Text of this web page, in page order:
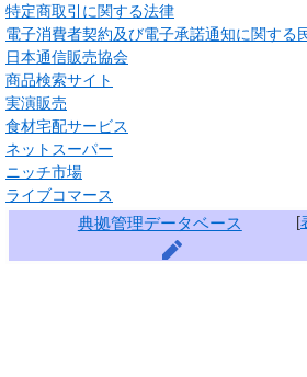
特定商取引に関する法律
電子消費者契約及び電子承諾通知に関する
日本通信販売協会
商品検索サイト
実演販売
食材宅配サービス
ネットスーパー
ニッチ市場
ライブコマース
[
典拠管理データベース